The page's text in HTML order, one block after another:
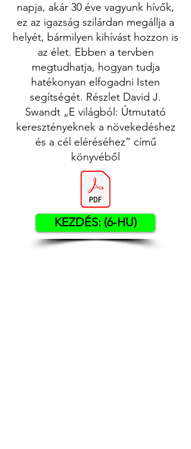
napja, akár 30 éve vagyunk hívők,
ez az igazság szilárdan megállja a
helyét, bármilyen kihívást hozzon is
az élet. Ebben a tervben
megtudhatja, hogyan tudja
hatékonyan elfogadni Isten
segítségét. Részlet David J.
Swandt „E világból: Útmutató
keresztényeknek a növekedéshez
és a cél eléréséhez” című
könyvéből
KEZDÉS: (6-HU)